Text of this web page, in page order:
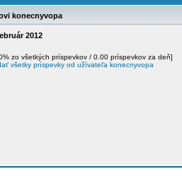
konecnyvopa
2012
zo všetkých príspevkov / 0.00 príspevkov za deň]
všetky príspevky od užívateľa konecnyvopa